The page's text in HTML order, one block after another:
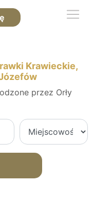
Krawieckie,
przez Orły